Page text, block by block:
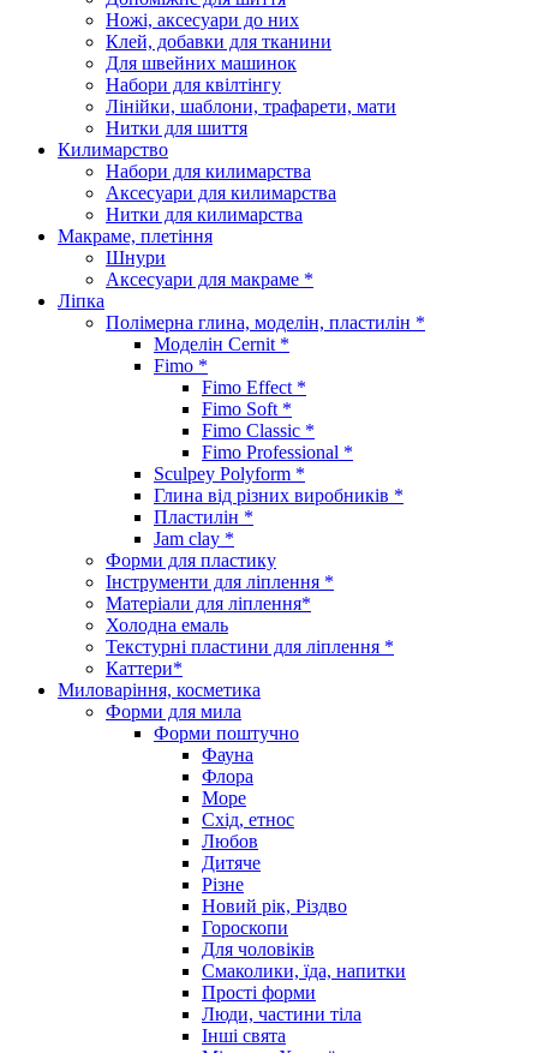
Ножі, аксесуари до них
Клей, добавки для тканини
Для швейних машинок
Набори для квілтінгу
Лінійки, шаблони, трафарети, мати
Нитки для шиття
Килимарство
Набори для килимарства
Аксесуари для килимарства
Нитки для килимарства
Макраме, плетіння
Шнури
Аксесуари для макраме *
Ліпка
Полімерна глина, моделін, пластилін *
Моделін Cernit *
Fimo *
Fimo Effect *
Fimo Soft *
Fimo Classic *
Fimo Professional *
Sculpey Polyform *
Глина від різних виробників *
Пластилін *
Jam clay *
Форми для пластику
Інструменти для ліплення *
Матеріали для ліплення*
Холодна емаль
Текстурні пластини для ліплення *
Каттери*
Миловаріння, косметика
Форми для мила
Форми поштучно
Фауна
Флора
Море
Схід, етнос
Любов
Дитяче
Різне
Новий рік, Різдво
Гороскопи
Для чоловіків
Смаколики, їда, напитки
Прості форми
Люди, частини тіла
Інші свята